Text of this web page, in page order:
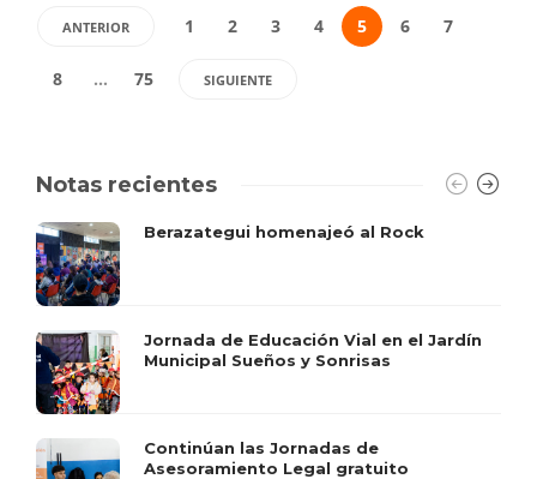
ANTERIOR 1 2 3 4 5 6 7
8 … 75 SIGUIENTE
Notas recientes
Berazategui homenajeó al Rock
Jornada de Educación Vial en el Jardín
Municipal Sueños y Sonrisas
Continúan las Jornadas de
Asesoramiento Legal gratuito